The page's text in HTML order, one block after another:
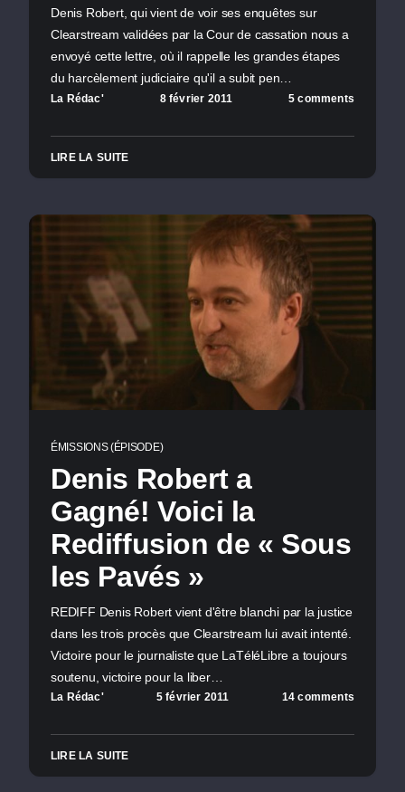
Denis Robert, qui vient de voir ses enquêtes sur
Clearstream validées par la Cour de cassation nous a
envoyé cette lettre, où il rappelle les grandes étapes
du harcèlement judiciaire qu'il a subit pen…
La Rédac' 8 février 2011 5 comments
LIRE LA SUITE
ÉMISSIONS (ÉPISODE)
Denis Robert a
Gagné! Voici la
Rediffusion de « Sous
les Pavés »
REDIFF Denis Robert vient d'être blanchi par la justice
dans les trois procès que Clearstream lui avait intenté.
Victoire pour le journaliste que LaTéléLibre a toujours
soutenu, victoire pour la liber…
La Rédac' 5 février 2011 14 comments
LIRE LA SUITE